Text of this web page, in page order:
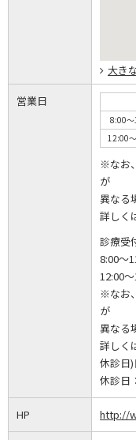
大き
営業日
8:00
12:00
※なお
が
異なる
詳しく
診療受
8:00～
12:00
※なお
が
異なる
詳しく
休診日
休診日：
HP http://